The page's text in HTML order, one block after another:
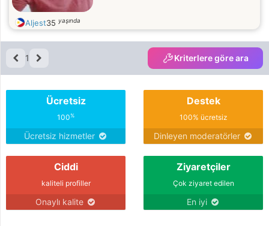
Aljest35 yaşında
1 Kriterlere göre ara
Ücretsiz
100%
Ücretsiz hizmetler
Destek
100% ücretsiz
Dinleyen moderatörler
Ciddi
kaliteli profiller
Onaylı kalite
Ziyaretçiler
Çok ziyaret edilen
En iyi